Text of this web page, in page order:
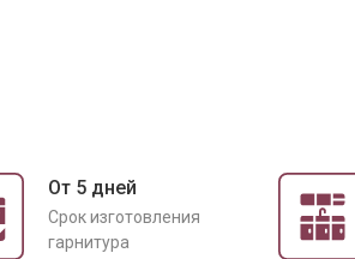
От 5 дней
Срок изготовления
гарнитура